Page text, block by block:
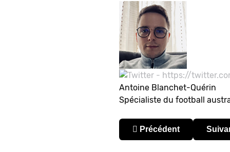
Antoine Blanchet-Quérin
Spécialiste du football
Article précédent :
Précédent